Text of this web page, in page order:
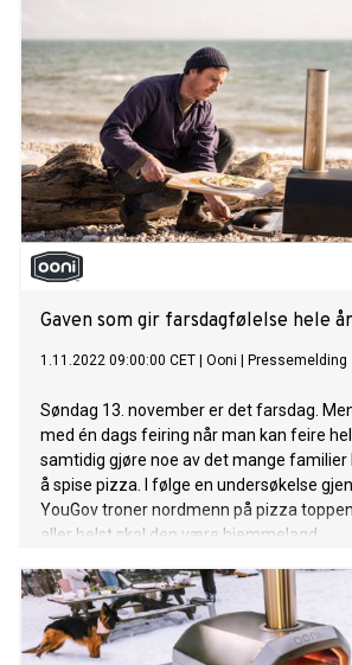
Gaven som gir farsdagfølelse hele
1.11.2022 09:00:00 CET Ooni Pressemelding
Søndag 13. november er det farsdag.
med én dags feiring når man kan feire
samtidig gjøre noe av det mange familier
å spise pizza. I følge en undersøkelse
YouGov troner nordmenn på pizza
aller helst skal den være hjemmelagd.